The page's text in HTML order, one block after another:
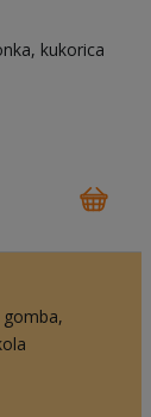
kukorica
gomba